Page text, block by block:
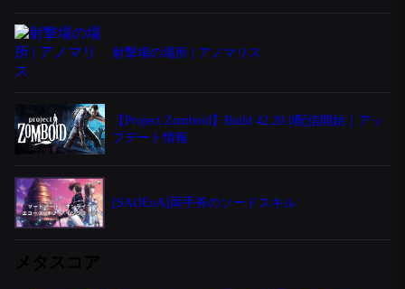
射撃場の場所 | アノマリス
【Project Zomboid】Build 42.20.0配信開始｜アッ
プデート情報
[SAOEoA]両手斧のソードスキル